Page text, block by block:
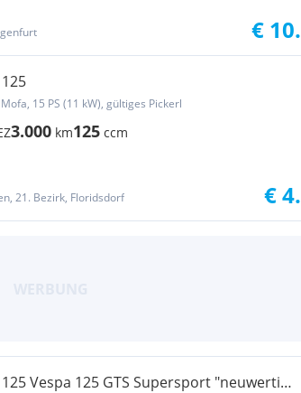
€
15 PS (11 kW), gültiges Pickerl
3.000 km125 ccm
21. Bezirk, Floridsdorf
€
Vespa 125 GTS Supersport "neuwertig"